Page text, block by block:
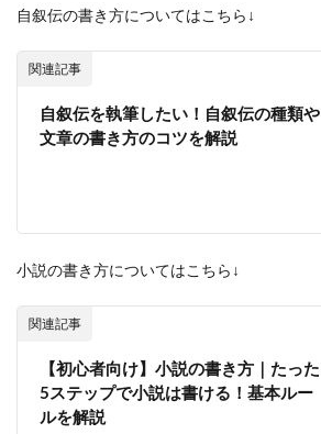
自叙伝の書き方についてはこちら↓
関連記事
自叙伝を執筆したい！自叙伝の種類や
文章の書き方のコツを解説
小説の書き方についてはこちら↓
関連記事
【初心者向け】小説の書き方｜たった
5ステップで小説は書ける！基本ルー
ルを解説